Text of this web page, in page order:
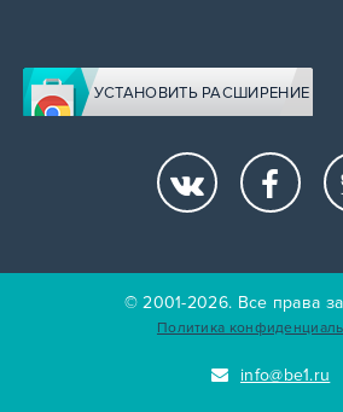
УСТАНОВИТЬ РАСШИРЕНИЕ
© 2001-2026. Все права
Политика
info@be1.ru